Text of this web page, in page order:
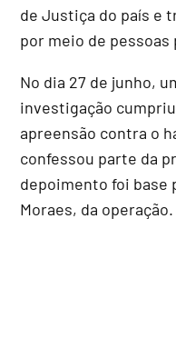
de Justiça do país e
por meio de pessoas
No dia 27 de junho,
investigação
apreensão contra o
confessou parte da
depoimento foi base
Moraes, da operação.